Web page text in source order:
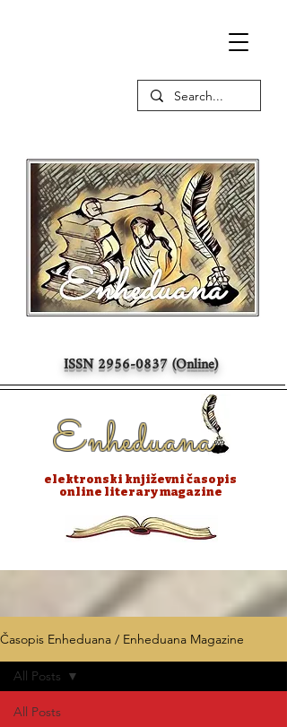
ISSN2956-0837(Online)
Enheduana
elektronski književni časopis
online literary magazine
Časopis Enheduana / Enheduana Magazine
All Posts
All Posts